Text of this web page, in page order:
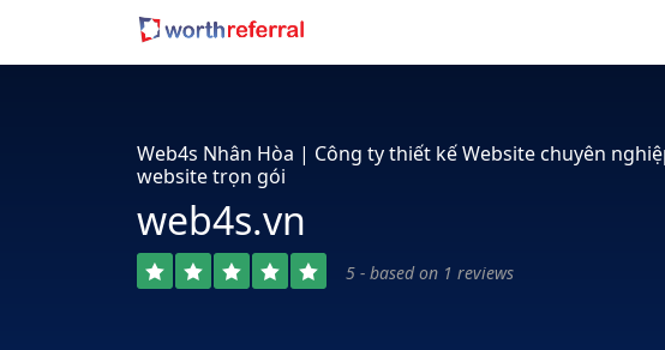
Web4s Nhân Hòa | Công ty thiết kế Website chuyên
website trọn gói
web4s.vn
5 - based on 1 reviews